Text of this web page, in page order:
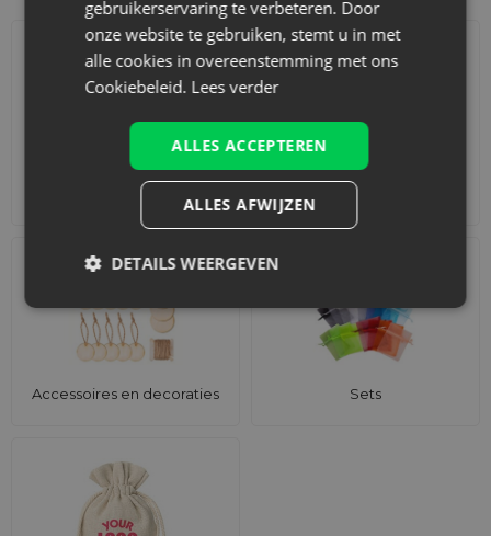
Adventskalenders Katoenen zakjes
Accessoires en decoraties Sets
gebruikerservaring te verbeteren. Door
onze website te gebruiken, stemt u in met
alle cookies in overeenstemming met ons
Cookiebeleid. Lees verder
ALLES ACCEPTEREN
ALLES AFWIJZEN
DETAILS WEERGEVEN